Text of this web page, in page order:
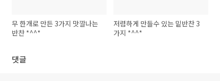
무 한개로 만든 3가지 맛깔나는
반찬 *^^*
저렴하게 만들수 있는 밑반찬 3
가지 *^^*
댓글